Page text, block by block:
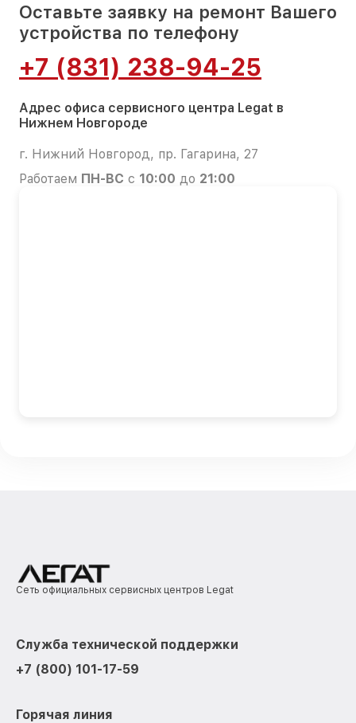
Оставьте заявку на ремонт Вашего
устройства по телефону
+7 (831) 238-94-25
Адрес офиса сервисного центра Legat в
Нижнем Новгороде
г. Нижний Новгород, пр. Гагарина, 27
Работаем ПН-ВС с 10:00 до 21:00
Сеть официальных сервисных центров Legat
Служба технической поддержки
+7 (800) 101-17-59
Горячая линия